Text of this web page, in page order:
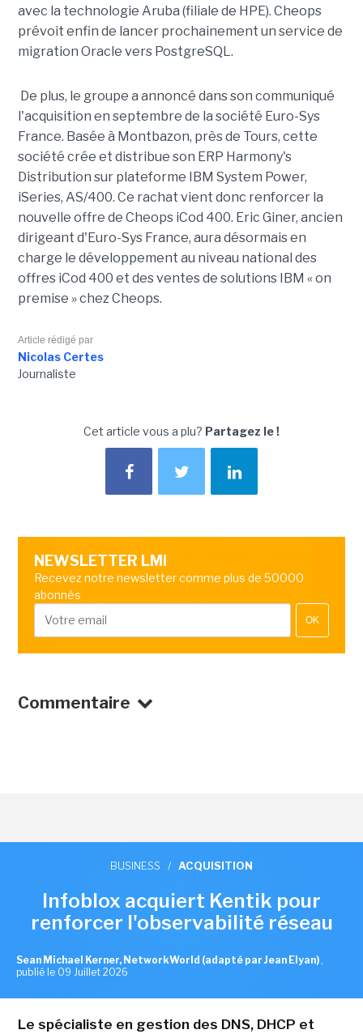
avec la technologie Aruba (filiale de HPE). Cheops
prévoit enfin de lancer prochainement un service de
migration Oracle vers PostgreSQL.
De plus, le groupe a annoncé dans son communiqué
l'acquisition en septembre de la société Euro-Sys
France. Basée à Montbazon, près de Tours, cette
société crée et distribue son ERP Harmony's
Distribution sur plateforme IBM System Power,
iSeries, AS/400. Ce rachat vient donc renforcer la
nouvelle offre de Cheops iCod 400. Eric Giner, ancien
dirigeant d'Euro-Sys France, aura désormais en
charge le développement au niveau national des
offres iCod 400 et des ventes de solutions IBM « on
premise » chez Cheops.
Article rédigé par
Nicolas Certes
Journaliste
Cet article vous a plu? Partagez le !
NEWSLETTER LMI
Recevez notre newsletter comme plus de 50000
abonnés
OK
Commentaire
BUSINESS / ACQUISITION
Infoblox acquiert Kentik pour
renforcer l'observabilité réseau
Sean Michael Kerner, NetworkWorld (adapté par Jean Elyan) ,
publié le 09 Juillet 2026
Le spécialiste en gestion des DNS, DHCP et